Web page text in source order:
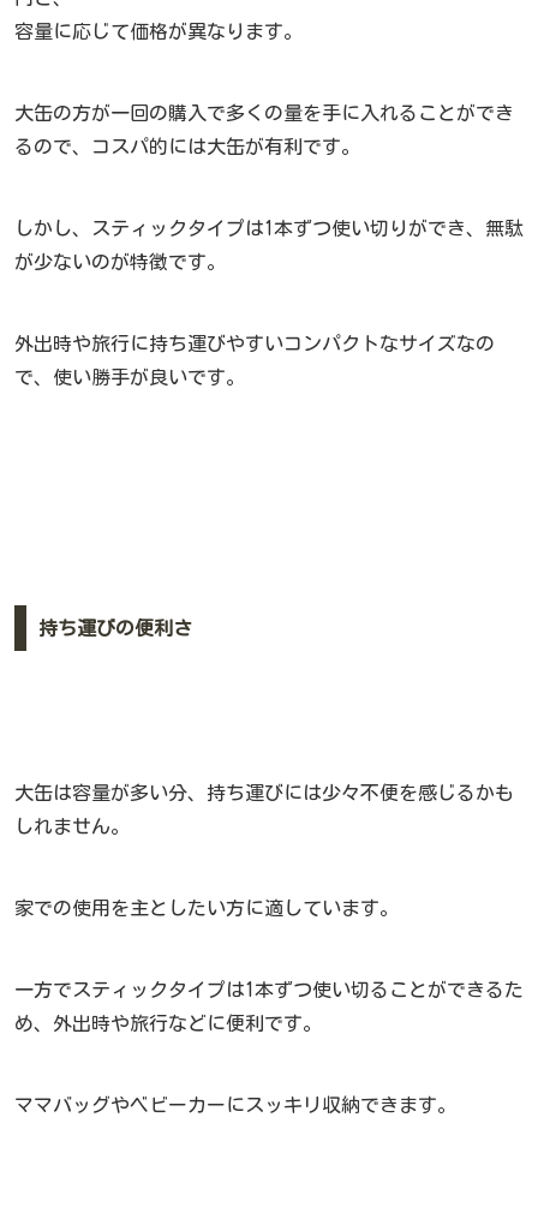
容量に応じて価格が異なります。
大缶の方が一回の購入で多くの量を手に入れることができ
るので、コスパ的には大缶が有利です。
しかし、スティックタイプは1本ずつ使い切りができ、無駄
が少ないのが特徴です。
外出時や旅行に持ち運びやすいコンパクトなサイズなの
で、使い勝手が良いです。
持ち運びの便利さ
大缶は容量が多い分、持ち運びには少々不便を感じるかも
しれません。
家での使用を主としたい方に適しています。
一方でスティックタイプは1本ずつ使い切ることができるた
め、外出時や旅行などに便利です。
ママバッグやベビーカーにスッキリ収納できます。